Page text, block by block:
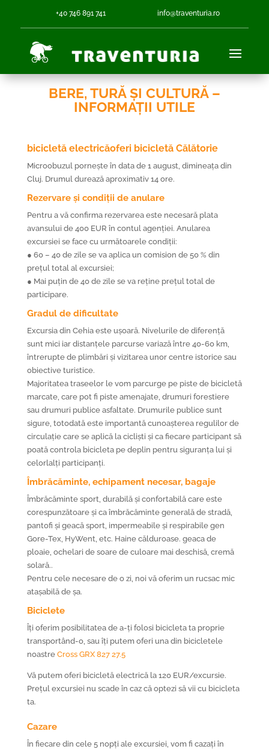
+40 746 891 741 info@traventuria.ro
BERE, TURĂ ȘI CULTURĂ –
INFORMAȚII UTILE
bicicletă electricăoferi bicicletă Călătorie
Microobuzul pornește în data de 1 august, dimineața din
Cluj. Drumul durează aproximativ 14 ore.
Rezervare și condiții de anulare
Pentru a vă confirma rezervarea este necesară plata
avansului de 400 EUR în contul agenției. Anularea
excursiei se face cu următoarele condiții:
● 60 – 40 de zile se va aplica un comision de 50 % din
prețul total al excursiei;
● Mai puțin de 40 de zile se va reține prețul total de
participare.
Gradul de dificultate
Excursia din Cehia este ușoară. Nivelurile de diferență
sunt mici iar distanțele parcurse variază între 40-60 km,
întrerupte de plimbări și vizitarea unor centre istorice sau
obiective turistice.
Majoritatea traseelor le vom parcurge pe piste de bicicletă
marcate, care pot fi piste amenajate, drumuri forestiere
sau drumuri publice asfaltate. Drumurile publice sunt
sigure, totodată este importantă cunoașterea regulilor de
circulație care se aplică la cicliști și ca fiecare participant să
poată controla bicicleta pe deplin pentru siguranța lui și
celorlalți participanți.
Îmbrăcăminte, echipament necesar, bagaje
Îmbrăcăminte sport, durabilă și confortabilă care este
corespunzătoare și ca îmbrăcăminte generală de stradă,
pantofi și geacă sport, impermeabile și respirabile gen
Gore-Tex, HyWent, etc. Haine călduroase. geaca de
ploaie, ochelari de soare de culoare mai deschisă, cremă
solară..
Pentru cele necesare de o zi, noi vă oferim un rucsac mic
atașabilă de șa.
Biciclete
Îți oferim posibilitatea de a-ți folosi bicicleta ta proprie
transportând-o, sau îți putem oferi una din bicicletele
noastre Cross GRX 827 27.5
Vă putem oferi bicicletă electrică la 120 EUR/excursie.
Prețul excursiei nu scade în caz că optezi să vii cu bicicleta
ta.
Cazare
În fiecare din cele 5 nopți ale excursiei, vom fi cazați în